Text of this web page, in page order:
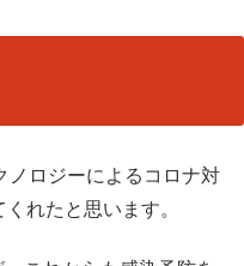
ノロジーによるコロナ対
れたと思います。